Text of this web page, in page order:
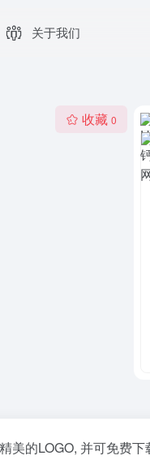
关于我们
收藏 0
的LOGO, 并可免费